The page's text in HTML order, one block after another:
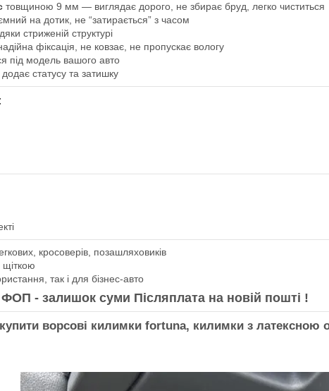
товщиною 9 мм — виглядає дорого, не збирає бруд, легко чиститься
на дотик, не “затирається” з часом
стриженій структурі
фіксація, не ковзає, не пропускає вологу
під модель вашого авто
статусу та затишку
кросоверів, позашляховиків
щіткою
так і для бізнес-авто
- залишок суми Післяплата на новій пошті !
ворсові килимки fortuna, килимки з